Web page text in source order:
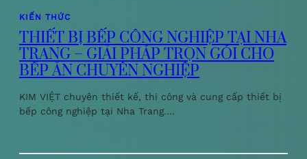
KIẾN THỨC
THIẾT BỊ BẾP CÔNG NGHIỆP TẠI NHA
TRANG – GIẢI PHÁP TRỌN GÓI CHO
BẾP ĂN CHUYÊN NGHIỆP
KIM VIỆT chuyên thiết kế, thi công và cung cấp thiết bị
bếp công nghiệp tại Nha Trang.…